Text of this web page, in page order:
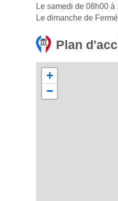
Le samedi de 08h00 à
Le dimanche de Fermé
Plan
+
−